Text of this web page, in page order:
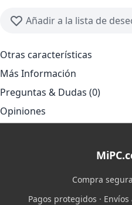
Añadir a la lista de
Otras características
Más Información
Preguntas & Dudas (0)
Opiniones
Compra
Pagos protegidos ·